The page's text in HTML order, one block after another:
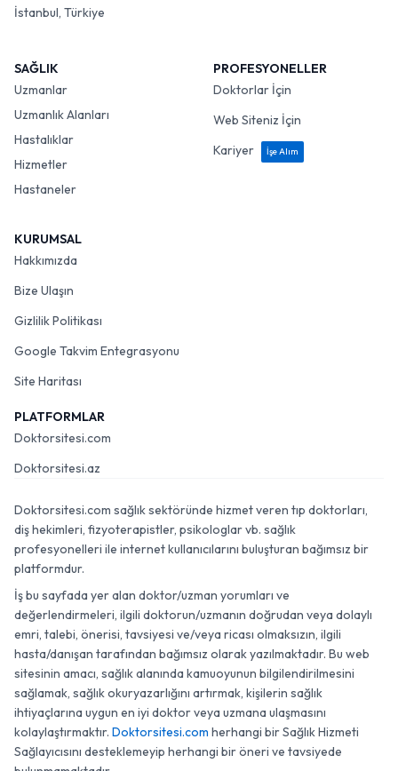
İstanbul, Türkiye
SAĞLIK
Uzmanlar
Uzmanlık Alanları
Hastalıklar
Hizmetler
Hastaneler
PROFESYONELLER
Doktorlar İçin
Web Siteniz İçin
Kariyer
İşe Alım
KURUMSAL
Hakkımızda
Bize Ulaşın
Gizlilik Politikası
Google Takvim Entegrasyonu
Site Haritası
PLATFORMLAR
Doktorsitesi.com
Doktorsitesi.az
Doktorsitesi.com sağlık sektöründe hizmet veren tıp doktorları,
diş hekimleri, fizyoterapistler, psikologlar vb. sağlık
profesyonelleri ile internet kullanıcılarını buluşturan bağımsız bir
platformdur.
İş bu sayfada yer alan doktor/uzman yorumları ve
değerlendirmeleri, ilgili doktorun/uzmanın doğrudan veya dolaylı
emri, talebi, önerisi, tavsiyesi ve/veya ricası olmaksızın, ilgili
hasta/danışan tarafından bağımsız olarak yazılmaktadır. Bu web
sitesinin amacı, sağlık alanında kamuoyunun bilgilendirilmesini
sağlamak, sağlık okuryazarlığını artırmak, kişilerin sağlık
ihtiyaçlarına uygun en iyi doktor veya uzmana ulaşmasını
kolaylaştırmaktır. Doktorsitesi.com herhangi bir Sağlık Hizmeti
Sağlayıcısını desteklemeyip herhangi bir öneri ve tavsiyede